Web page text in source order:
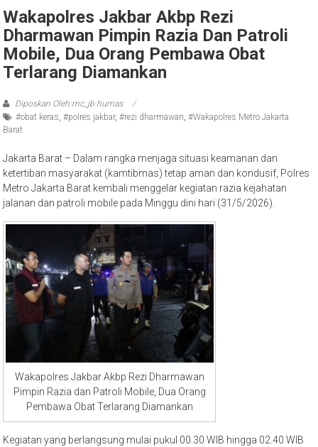
Wakapolres Jakbar Akbp Rezi
Dharmawan Pimpin Razia Dan Patroli
Mobile, Dua Orang Pembawa Obat
Terlarang Diamankan
Diposkan Oleh:mc_jb humas
#obat keras ,#polres jakbar,#rezi dharmawan ,#Wakapolres Metro Jakarta
Barat
Jakarta Barat – Dalam rangka menjaga situasi keamanan dan
ketertiban masyarakat (kamtibmas) tetap aman dan kondusif, Polres
Metro Jakarta Barat kembali menggelar kegiatan razia kejahatan
jalanan dan patroli mobile pada Minggu dini hari (31/5/2026).
Wakapolres Jakbar Akbp Rezi Dharmawan
Pimpin Razia dan Patroli Mobile, Dua Orang
Pembawa Obat Terlarang Diamankan
Kegiatan yang berlangsung mulai pukul 00.30 WIB hingga 02.40 WIB